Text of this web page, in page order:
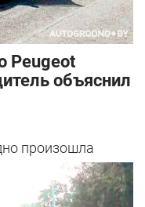
Peugeot
объяснил
произошла
Mazda и
поделился...